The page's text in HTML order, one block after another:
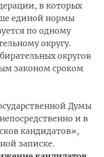
в которых
единой нормы
по одному
округу.
округов
законом сроком
Думы
и в
кандидатов»,
записке.